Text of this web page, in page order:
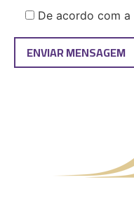
De acordo com a